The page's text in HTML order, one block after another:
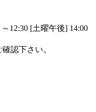
12:30 [土曜午後] 14:00
確認下さい。